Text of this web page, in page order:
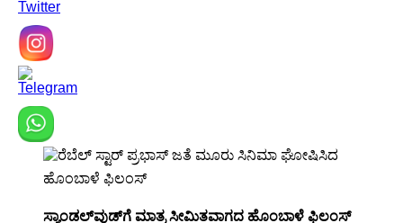
ಸ್ಯಾಂಡಲ್‍ವುಡ್‍ಗೆ ಮಾತ್ರ ಸೀಮಿತವಾಗದ ಹೊಂಬಾಳೆ ಫಿಲಂಸ್